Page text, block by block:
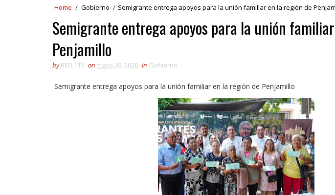
Home / Gobierno / Semigrante entrega apoyos para la unión familiar en la región de
Semigrante entrega apoyos para la unión
Penjamillo
by RED 113 on mayo 20, 2026 in Gobierno
Semigrante entrega apoyos para la unión familiar en la región de Penjamillo